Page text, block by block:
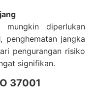
mungkin diperlukan
penghematan jangka
pengurangan risiko
signifikan.
37001